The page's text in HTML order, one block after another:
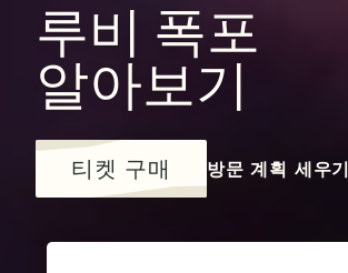
루비 폭포
알아보기
티켓 구매 방문 계획 세우기